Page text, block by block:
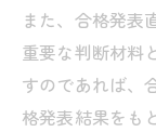
また、合格発表
重要な判断材料
すのであれば、
格発表結果をも